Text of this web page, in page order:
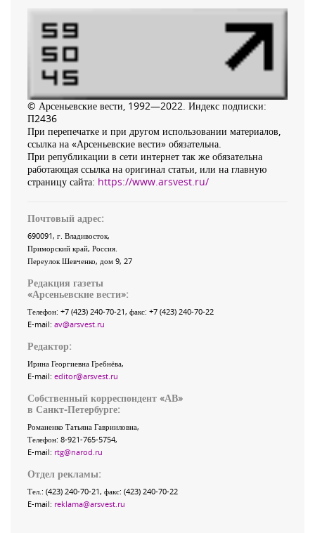
© Арсеньевские вести, 1992—2022. Индекс подписки:
П2436
При перепечатке и при другом использовании материалов,
ссылка на «Арсеньевские вести» обязательна.
При републикации в сети интернет так же обязательна
работающая ссылка на оригинал статьи, или на главную
страницу сайта: https://www.arsvest.ru/
Почтовый адрес:
690091, г. Владивосток,
Приморский край, Россия.
Переулок Шевченко, дом 9, 27
Редакция газеты
«Арсеньевские вести»:
Телефон: +7 (423) 240-70-21, факс: +7 (423) 240-70-22
E-mail: av@arsvest.ru
Редактор:
Ирина Георгиевна Гребнёва,
E-mail: editor@arsvest.ru
Собственный корреспондент «АВ»
в Санкт-Петербурге:
Романенко Татьяна Гаврииловна,
Телефон: 8-921-765-5754,
E-mail: rtg@narod.ru
Отдел рекламы:
Тел.: (423) 240-70-21, факс: (423) 240-70-22
E-mail: reklama@arsvest.ru